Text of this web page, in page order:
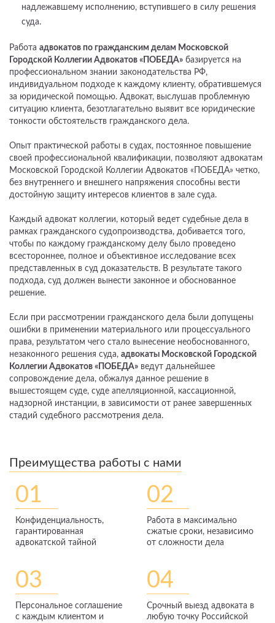
надлежавшему исполнению, вступившего в силу решения
суда.
Работа адвокатов по гражданским делам Московской
Городской Коллегии Адвокатов «ПОБЕДА» базируется на
профессиональном знании законодательства РФ,
индивидуальном подходе к каждому клиенту, обратившемуся
за юридической помощью. Адвокат, выслушав проблемную
ситуацию клиента, безотлагательно выявит все юридические
тонкости обстоятельств гражданского дела.
Опыт практической работы в судах, постоянное повышение
своей профессиональной квалификации, позволяют адвокатам
Московской Городской Коллегии Адвокатов «ПОБЕДА» четко,
без внутреннего и внешнего напряжения способны вести
достойную защиту интересов клиентов в зале суда.
Каждый адвокат коллегии, который ведет судебные дела в
рамках гражданского судопроизводства, добивается того,
чтобы по каждому гражданскому делу было проведено
всестороннее, полное и объективное исследование всех
представленных в суд доказательств. В результате такого
подхода, суд должен вынести законное и обоснованное
решение.
Если при рассмотрении гражданского дела были допущены
ошибки в применении материального или процессуального
права, результатом чего стало вынесение необоснованного,
незаконного решения суда, адвокаты Московской Городской
Коллегии Адвокатов «ПОБЕДА» ведут дальнейшее
сопровождение дела, обжалуя данное решение в
вышестоящем суде, суде апелляционной, кассационной,
надзорной инстанции, в зависимости от ранее завершенных
стадий судебного рассмотрения дела.
Преимущества работы с нами
01
Конфиденциальность,
гарантированная
адвокатской тайной
02
Работа в максимально
сжатые сроки, независимо
от сложности дела
03
Персональное соглашение
с каждым клиентом и
04
Срочный выезд адвоката в
любую точку Российской